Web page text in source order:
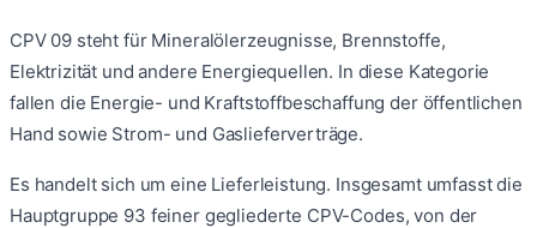
CPV 09 steht für Mineralölerzeugnisse, Brennstoffe,
Elektrizität und andere Energiequellen. In diese Kategorie
fallen die Energie- und Kraftstoffbeschaffung der öffentlichen
Hand sowie Strom- und Gaslieferverträge.
Es handelt sich um eine Lieferleistung. Insgesamt umfasst die
Hauptgruppe 93 feiner gegliederte CPV-Codes, von der